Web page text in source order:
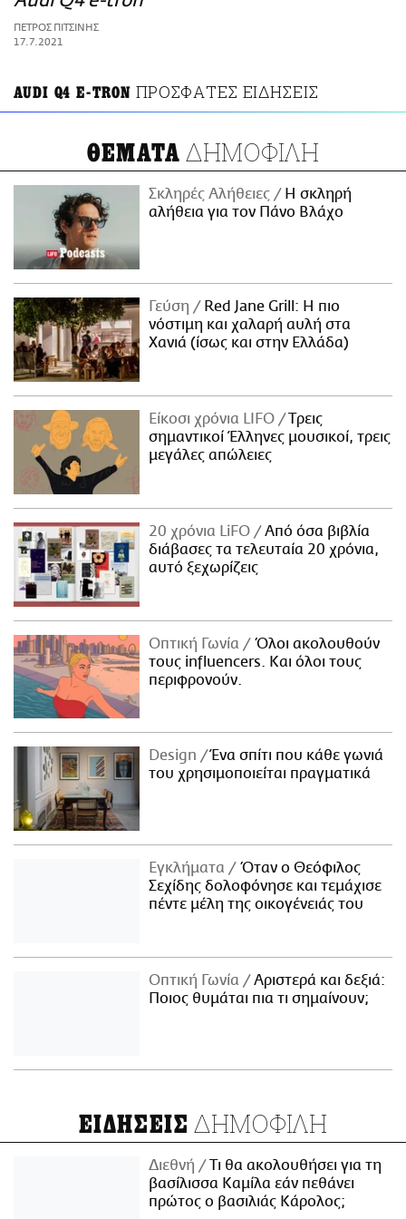
ΑΜΠΑ
PRINT
ΠΕΤΡΟΣ ΠΙΤΣΙΝΗΣ
17.7.2021
AUDI Q4 E-TRON ΠΡΟΣΦΑΤΕΣ ΕΙΔΗΣΕΙΣ
ΘΕΜΑΤΑ ΔΗΜΟΦΙΛΗ
Σκληρές Αλήθειες
H σκληρή
αλήθεια για τον Πάνο Βλάχο
Γεύση
Red Jane Grill: Η πιο
νόστιμη και χαλαρή αυλή στα
Χανιά (ίσως και στην Ελλάδα)
Είκοσι χρόνια LIFO
Tρεις
σημαντικοί Έλληνες μουσικοί, τρεις
μεγάλες απώλειες
20 χρόνια LiFO
Από όσα βιβλία
διάβασες τα τελευταία 20 χρόνια,
αυτό ξεχωρίζεις
Οπτική Γωνία
Όλοι ακολουθούν
τους influencers. Και όλοι τους
περιφρονούν.
Design
Ένα σπίτι που κάθε γωνιά
του χρησιμοποιείται πραγματικά
Εγκλήματα
Όταν ο Θεόφιλος
Σεχίδης δολοφόνησε και τεμάχισε
πέντε μέλη της οικογένειάς του
Οπτική Γωνία
Αριστερά και δεξιά:
Ποιος θυμάται πια τι σημαίνουν;
ΕΙΔΗΣΕΙΣ ΔΗΜΟΦΙΛΗ
Διεθνή
Τι θα ακολουθήσει για τη
βασίλισσα Καμίλα εάν πεθάνει
πρώτος ο βασιλιάς Κάρολος;